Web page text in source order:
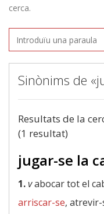
cerca.
Sinònims de
Resultats de la
(1 resultat)
jugar-se la
1.vabocar tot el
arriscar-se, atrevir-